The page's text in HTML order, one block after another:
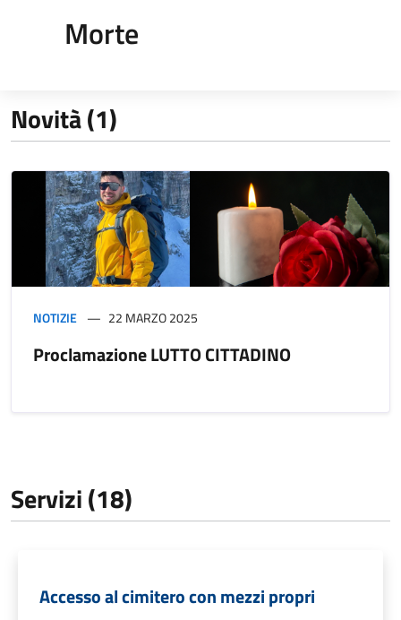
Morte
Novità (1)
NOTIZIE 22 MARZO 2025
Proclamazione LUTTO CITTADINO
Servizi (18)
Accesso al cimitero con mezzi propri